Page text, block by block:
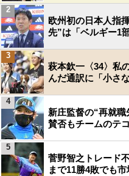
欧州初の日本人指
先”は「ベルギー1
2
萩本欽一〈34〉私
んだ通訳に「小さ
3
新庄監督の“再就
賛否もチームのテ
4
菅野智之トレード
まで11勝4敗でも
5